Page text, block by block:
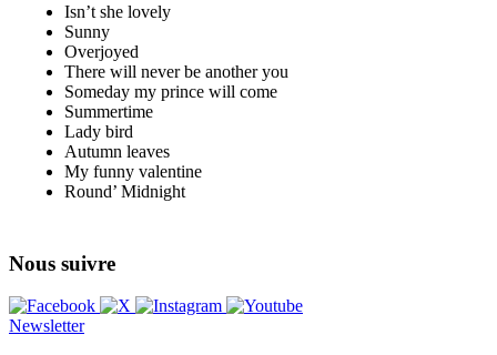
Isn’t she lovely
Sunny
Overjoyed
There will never be another you
Someday my prince will come
Summertime
Lady bird
Autumn leaves
My funny valentine
Round’ Midnight
Nous suivre
Newsletter